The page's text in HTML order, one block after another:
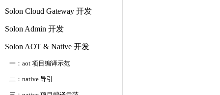
Solon Cloud Gateway 开发
Solon Admin 开发
Solon AOT & Native 开发
一：aot 项目编译示范
二：native 导引